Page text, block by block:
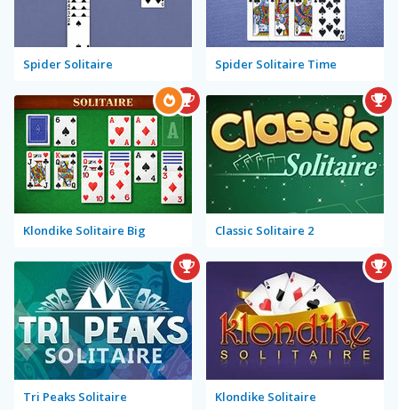
Spider Solitaire Spider Solitaire Time
Klondike Solitaire Big Classic Solitaire 2
Tri Peaks Solitaire Klondike Solitaire